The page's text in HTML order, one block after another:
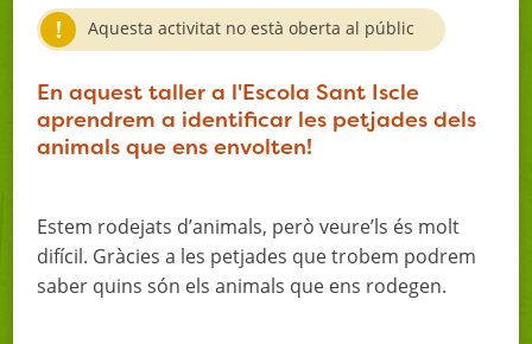
Aquesta activitat no està oberta al públic
En aquest taller a l'Escola Sant Iscle
aprendrem a identificar les petjades dels
animals que ens envolten!
Estem rodejats d’animals, però veure’ls és molt
difícil. Gràcies a les petjades que trobem podrem
saber quins són els animals que ens rodegen.